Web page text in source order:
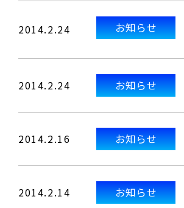
2014.2.24 お知らせ
2014.2.24 お知らせ
2014.2.16 お知らせ
2014.2.14 お知らせ